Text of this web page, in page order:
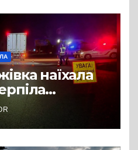
наїхала